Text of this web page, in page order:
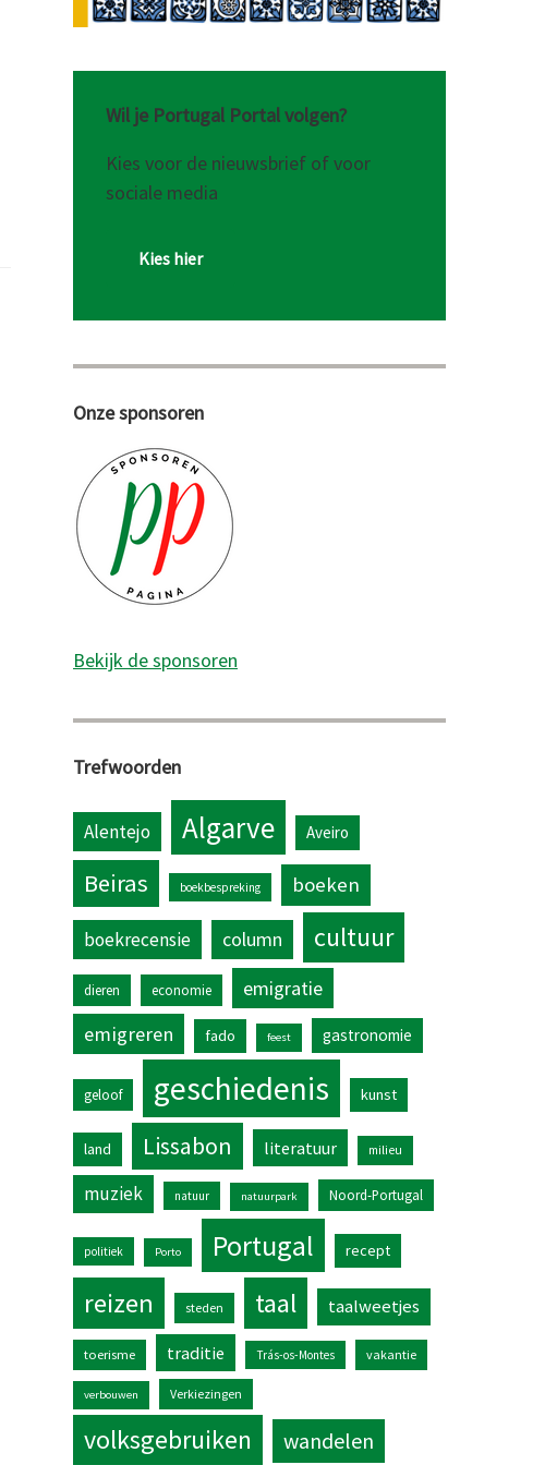
Wil je Portugal Portal volgen?
Kies voor de nieuwsbrief of voor
sociale media
Kies hier
Onze sponsoren
Bekijk de sponsoren
Trefwoorden
Alentejo Algarve Aveiro
Beiras boekbespreking boeken
boekrecensie column cultuur
dieren economie
emigratie
emigreren
fado feest gastronomie
geloof geschiedenis kunst
land Lissabon literatuur milieu
muziek natuur natuurpark Noord-Portugal
politiek Porto Portugal recept
reizen steden taal taalweetjes
toerisme traditie Trás-os-Montes vakantie
verbouwen Verkiezingen
volksgebruiken wandelen